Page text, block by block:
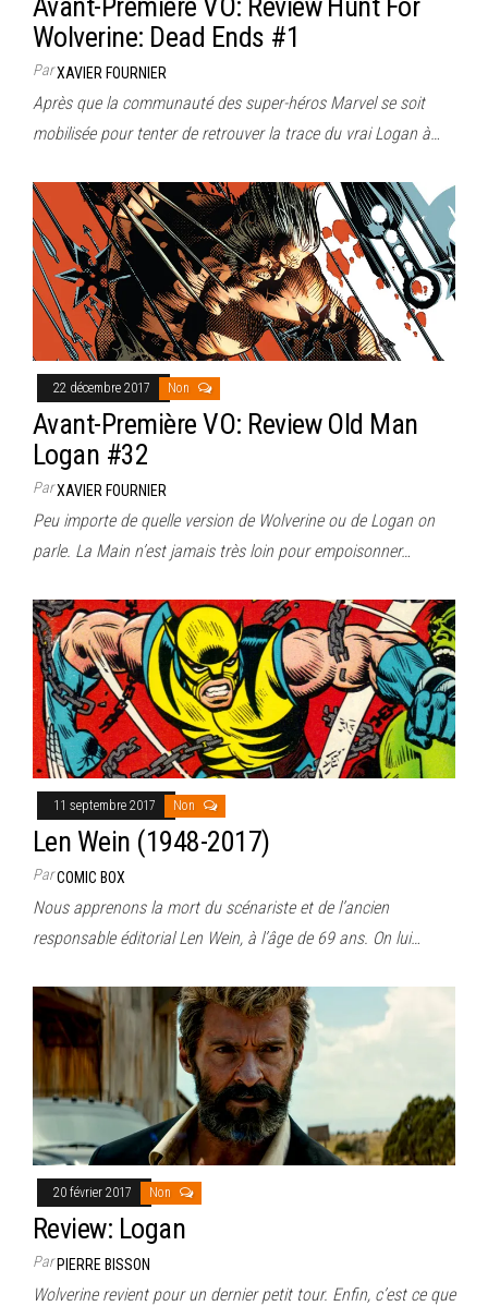
Avant-Première VO: Review Hunt For
Wolverine: Dead Ends #1
ParXAVIER FOURNIER
Après que la communauté des super-héros Marvel se soit
mobilisée pour tenter de retrouver la trace du vrai Logan à…
22 décembre 2017 Non
Avant-Première VO: Review Old Man
Logan #32
ParXAVIER FOURNIER
Peu importe de quelle version de Wolverine ou de Logan on
parle. La Main n’est jamais très loin pour empoisonner…
11 septembre 2017 Non
Len Wein (1948-2017)
ParCOMIC BOX
Nous apprenons la mort du scénariste et de l’ancien
responsable éditorial Len Wein, à l’âge de 69 ans. On lui…
20 février 2017 Non
Review: Logan
ParPIERRE BISSON
Wolverine revient pour un dernier petit tour. Enfin, c’est ce que